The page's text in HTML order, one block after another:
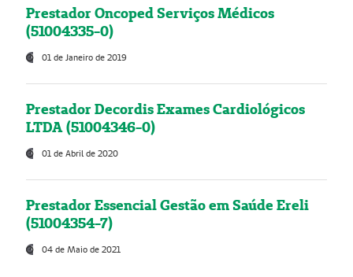
Prestador Oncoped Serviços Médicos
(51004335-0)
01 de Janeiro de 2019
Prestador Decordis Exames Cardiológicos
LTDA (51004346-0)
01 de Abril de 2020
Prestador Essencial Gestão em Saúde Ereli
(51004354-7)
04 de Maio de 2021